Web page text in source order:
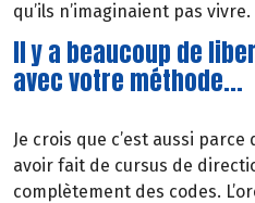
qu’ils n’imaginaient pas vivre.
Il y a beaucoup de
avec votre méthode...
Je crois que c’est aussi
avoir fait de cursus de
complètement des codes.